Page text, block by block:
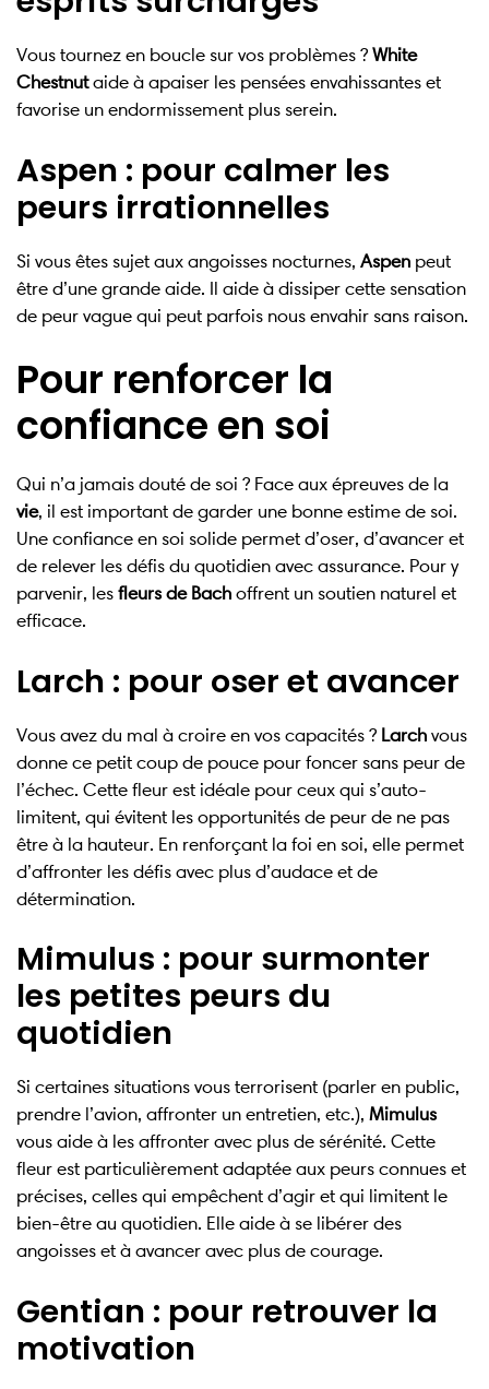
Vous tournez en boucle sur vos problèmes ? White
Chestnutaide à apaiser les pensées envahissantes et
favorise un endormissement plus serein.
Aspen : pour calmer les
peurs irrationnelles
Si vous êtes sujet aux angoisses nocturnes, Aspen peut
être d’une grande aide. Il aide à dissiper cette sensation
de peur vague qui peut parfois nous envahir sans raison.
Pour renforcer la
confiance en soi
Qui n’a jamais douté de soi ? Face aux épreuves de la
vie, il est important de garder une bonne estime de soi.
Une confiance en soi solide permet d’oser, d’avancer et
de relever les défis du quotidien avec assurance. Pour y
parvenir, les fleurs de Bach offrent un soutien naturel et
efficace.
Larch : pour oser et avancer
Vous avez du mal à croire en vos capacités ? Larch vous
donne ce petit coup de pouce pour foncer sans peur de
l’échec. Cette fleur est idéale pour ceux qui s’auto-
limitent, qui évitent les opportunités de peur de ne pas
être à la hauteur. En renforçant la foi en soi, elle permet
d’affronter les défis avec plus d’audace et de
détermination.
Mimulus : pour surmonter
les petites peurs du
quotidien
Si certaines situations vous terrorisent (parler en public,
prendre l’avion, affronter un entretien, etc.), Mimulus
vous aide à les affronter avec plus de sérénité. Cette
fleur est particulièrement adaptée aux peurs connues et
précises, celles qui empêchent d’agir et qui limitent le
bien-être au quotidien. Elle aide à se libérer des
angoisses et à avancer avec plus de courage.
Gentian : pour retrouver la
motivation